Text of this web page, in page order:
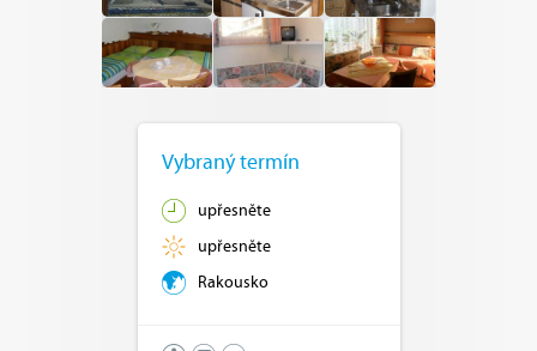
Vybraný termín
upřesněte
upřesněte
Rakousko